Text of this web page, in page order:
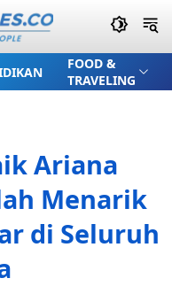
FOOD &
TRAVELING
Ariana
Menarik
di Seluruh